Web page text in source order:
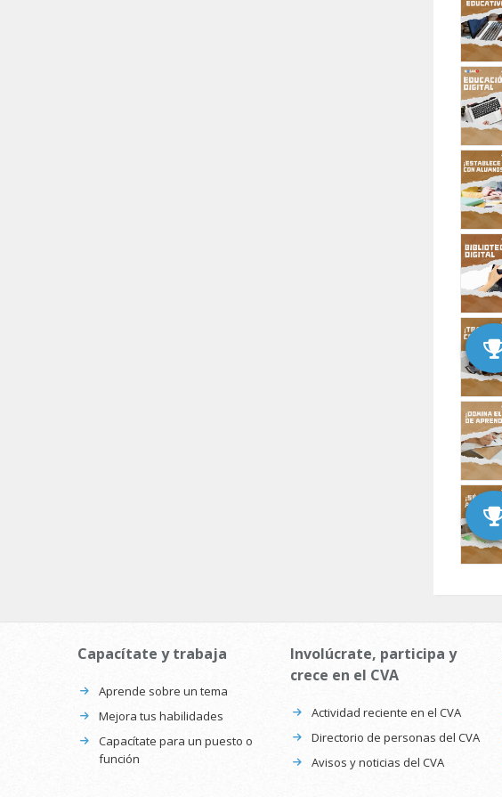
Capacítate y trabaja
Aprende sobre un tema
Mejora tus habilidades
Capacítate para un puesto o
función
Involúcrate, participa y
crece en el CVA
Actividad reciente en el CVA
Directorio de personas del CVA
Avisos y noticias del CVA